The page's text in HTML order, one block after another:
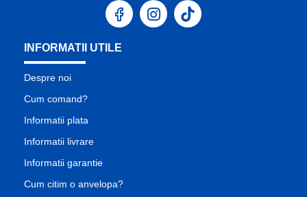
INFORMATII UTILE
Despre noi
Cum comand?
Informatii plata
Informatii livrare
Informatii garantie
Cum citim o anvelopa?